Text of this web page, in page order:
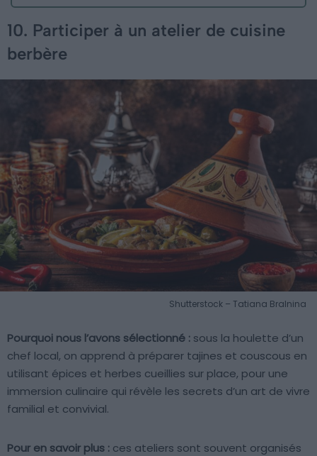
10. Participer à un atelier de cuisine
berbère
Shutterstock – Tatiana Bralnina
Pourquoi nous l’avons sélectionné : sous la houlette d’un
chef local, on apprend à préparer tajines et couscous en
utilisant épices et herbes cueillies sur place, pour une
immersion culinaire qui révèle les secrets d’un art de vivre
familial et convivial.
Pour en savoir plus : ces ateliers sont souvent organisés